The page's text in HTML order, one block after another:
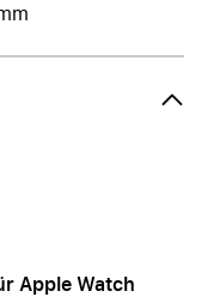
Apple Watch